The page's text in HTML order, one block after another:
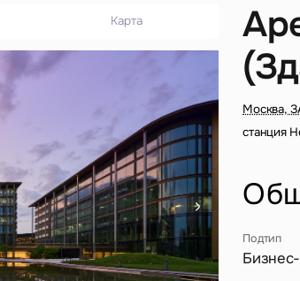
Москва,
станция
Подтип
Карта
Это обязательное поле
Введен неверный формат
Это
Введен
Это обязательное поле
Введен неверный форматСейчас